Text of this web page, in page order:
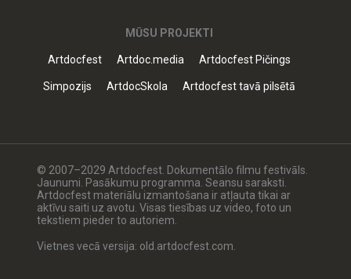
MŪSU PROJEKTI
Artdocfest Artdoc.media Artdocfest Pičings
Simpozijs ArtdocSkola Artdocfest tavā pilsētā
© 2007–2029 Artdocfest. Dokumentālo filmu festivāls.
Jaunumi. Pasākumu programma. Seansu saraksti.
Artdocfest materiālu izmantošana ir atļauta tikai ar
aktīvu saiti uz avotu. Visas tiesības uz video, foto un
tekstiem pieder to autoriem.
Vietnes vecā versija: old.artdocfest.com.